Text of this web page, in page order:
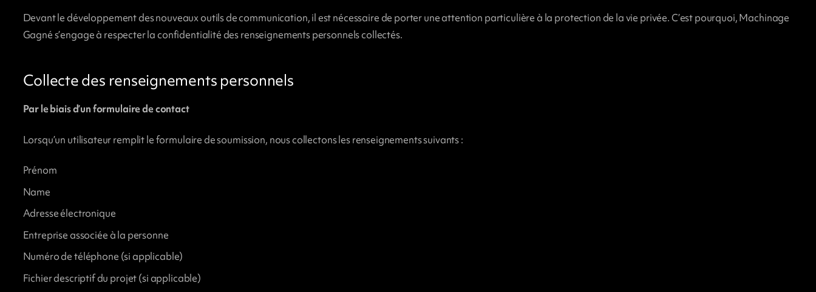
Devant le développement des nouveaux outils de communication, il est nécessaire de porter une attention particulière à la protection de la vie privée. C’est pourquoi, Machinage
Gagné s’engage à respecter la confidentialité des renseignements personnels collectés.
Collecte des renseignements personnels
Par le biais d’un formulaire de contact
Lorsqu’un utilisateur remplit le formulaire de soumission, nous collectons les renseignements suivants :
Prénom
Name
Adresse électronique
Entreprise associée à la personne
Numéro de téléphone (si applicable)
Fichier descriptif du projet (si applicable)